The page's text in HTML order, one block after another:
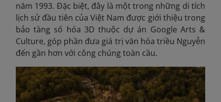
năm 1993. Đặc biệt, đây là một trong những di tích
lịch sử đầu tiên của Việt Nam được giới thiệu trong
bảo tàng số hóa 3D thuộc dự án Google Arts &
Culture, góp phần đưa giá trị văn hóa triều Nguyễn
đến gần hơn với công chúng toàn cầu.